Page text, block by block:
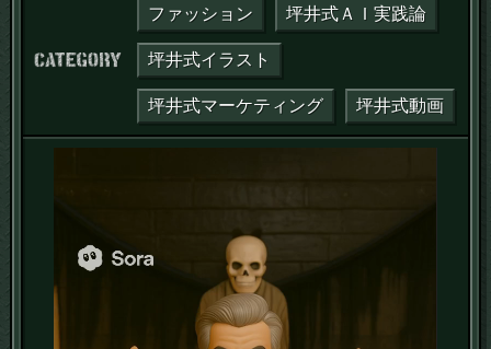
カテゴリー：
ファッション 坪井式ＡＩ実践論
坪井式イラスト
坪井式マーケティング 坪井式動画